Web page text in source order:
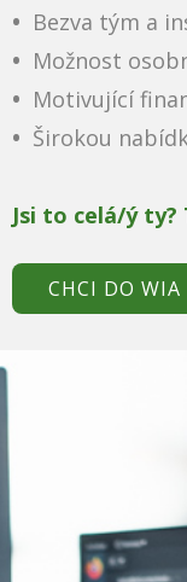
• Bezva tým a
• Možnost
• Motivující
• Širokou
Jsi to celá/ý ty?
CHCI DO WIA